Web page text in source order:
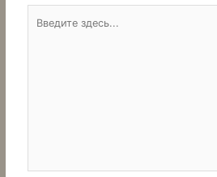
здесь...